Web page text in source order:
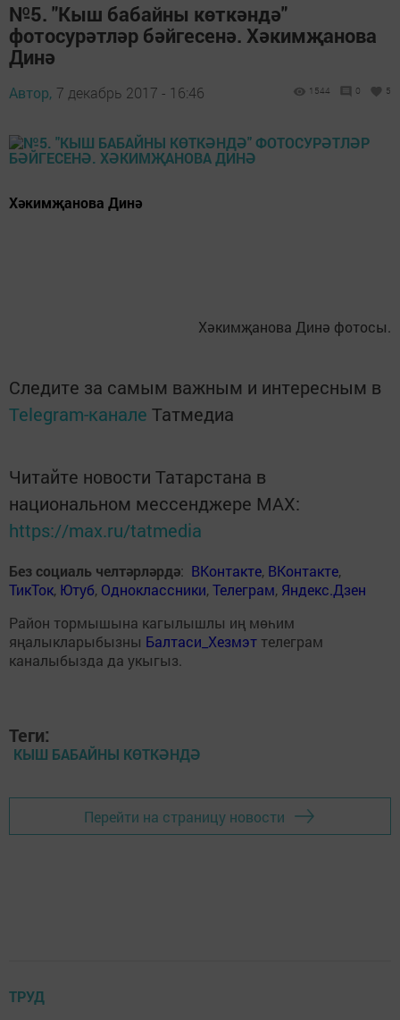
№5. "Кыш бабайны көткәндә"
фотосурәтләр бәйгесенә. Хәкимҗанова
Динә
Автор, 7 декабрь 2017 - 16:46 1544 0 5
Хәкимҗанова Динә
Хәкимҗанова Динә фотосы.
Следите за самым важным и интересным в
Telegram-канале Татмедиа
Читайте новости Татарстана в
национальном мессенджере MАХ:
https://max.ru/tatmedia
Без социаль челтәрләрдә: ВКонтакте, ВКонтакте,
ТикТок, Ютуб, Одноклассники,Телеграм, Яндекс.Дзен
Район тормышына кагылышлы иң мөһим
яңалыкларыбызны Балтаси_Хезмэт телеграм
каналыбызда да укыгыз.
Теги:
КЫШ БАБАЙНЫ КӨТКӘНДӘ
Перейти на страницу новости
ТРУД